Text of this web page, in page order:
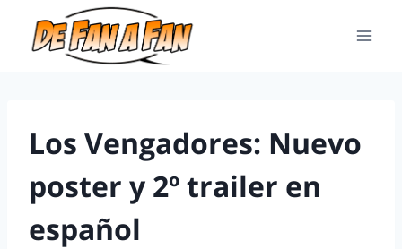
Los Vengadores: Nuevo
poster y 2º trailer en
español